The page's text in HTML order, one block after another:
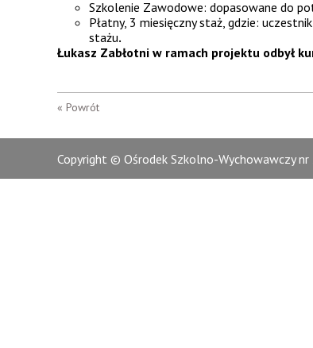
Szkolenie Zawodowe: dopasowane do
Płatny, 3 miesięczny staż, gdzie:
stażu.
Łukasz Zabłotni w ramach projektu odbył
« Powrót
Copyright © Ośrodek Szkolno-Wychowawczy